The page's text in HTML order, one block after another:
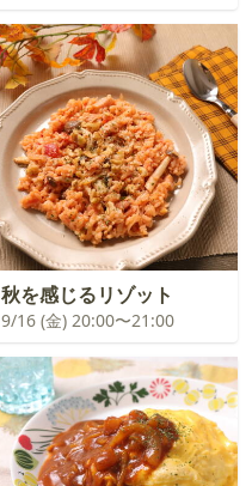
秋を感じるリゾット
9/16 (金) 20:00〜21:00